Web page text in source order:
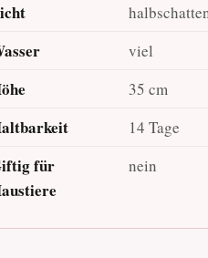
viel
35 cm
14 Tage
für
nein